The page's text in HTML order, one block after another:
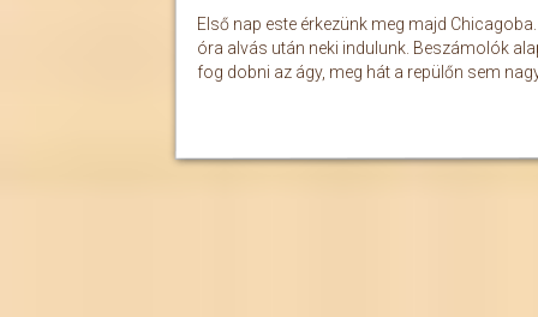
Első nap este érkezünk meg majd
óra alvás után neki indulunk. Beszámolók
fog dobni az ágy, meg hát a repülőn sem